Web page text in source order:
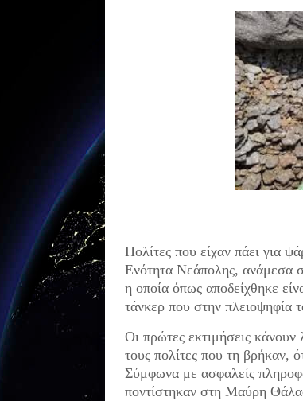
Πολίτες που είχαν πάει για
Ενότητα Νεάπολης, ανάμεσα
η οποία όπως αποδείχθηκε
τάνκερ που στην πλειοψηφία
Οι πρώτες εκτιμήσεις
τους πολίτες που τη βρήκαν,
Σύμφωνα με ασφαλείς
ποντίστηκαν στη Μαύρη